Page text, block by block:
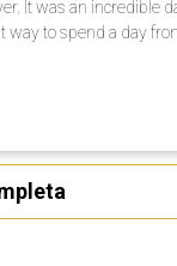
It was an incredible
way to spend a day